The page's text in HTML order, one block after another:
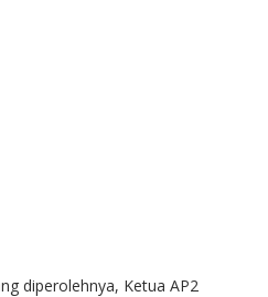
diperolehnya, Ketua AP2